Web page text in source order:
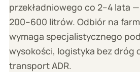
przekładniowego co 2–4 lata
200–600 litrów. Odbiór na
wymaga specjalistycznego
wysokości, logistyka bez dróg
transport ADR.